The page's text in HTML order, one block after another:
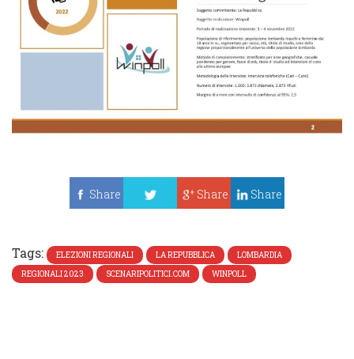
Share
Share Share
Tags: ELEZIONI REGIONALI LA REPUBBLICA
LOMBARDIA
REGIONALI 2023
SCENARIPOLITICI.COM WINPOLL